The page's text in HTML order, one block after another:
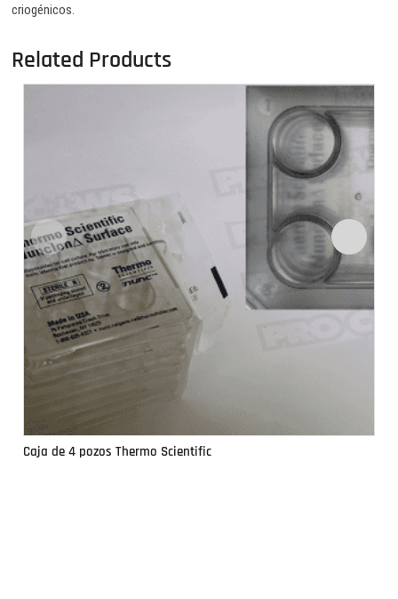
criogénicos.
Related Products
Caja de 4 pozos Thermo Scientific